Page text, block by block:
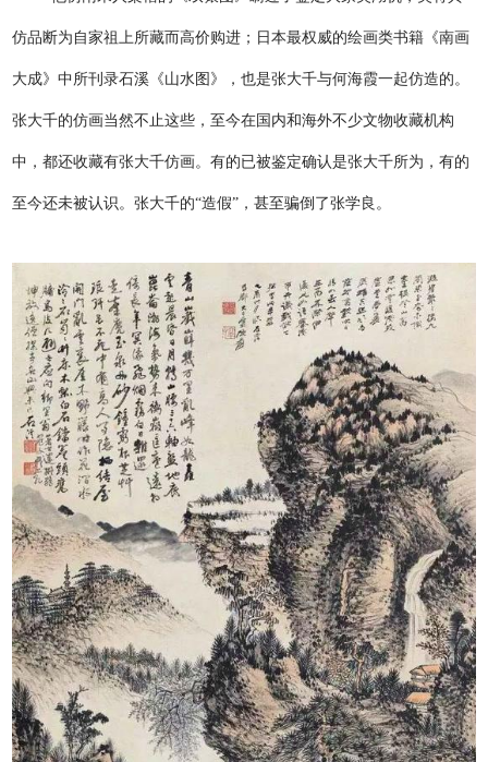
仿品断为自家祖上所藏而高价购进；日本最权威的绘画类书籍《南画
大成》中所刊录石溪《山水图》，也是张大千与何海霞一起仿造的。
张大千的仿画当然不止这些，至今在国内和海外不少文物收藏机构
中，都还收藏有张大千仿画。有的已被鉴定确认是张大千所为，有的
至今还未被认识。张大千的“造假”，甚至骗倒了张学良。